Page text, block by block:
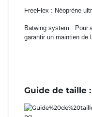
FreeFlex : Néoprène
Batwing system : Pour
garantir un maintien de
Guide de taille :